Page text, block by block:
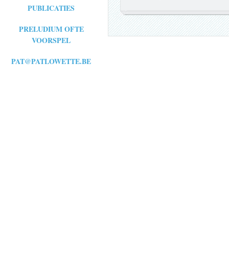
PUBLICATIES
PRELUDIUM OFTE
VOORSPEL
PAT@PATLOWETTE.BE